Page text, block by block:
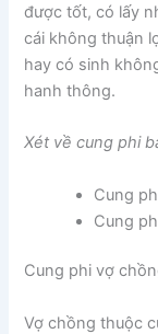
được tốt, có lấy
cái không thuận
hay có sinh
hanh thông.
Xét về cung phi
Cung
Cung
Cung phi vợ
Vợ chồng thuộc